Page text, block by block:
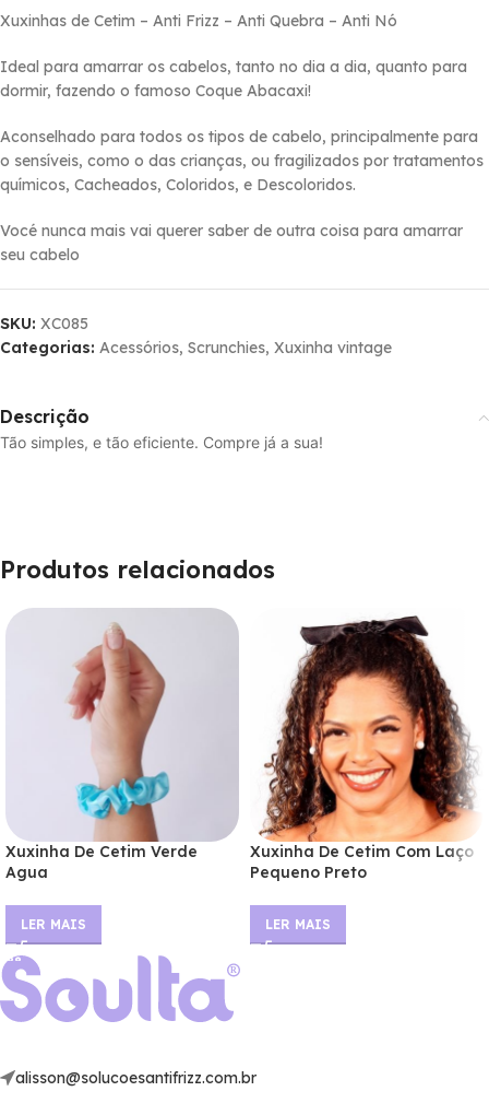
Xuxinhas de Cetim – Anti Frizz – Anti Quebra – Anti Nó
Ideal para amarrar os cabelos, tanto no dia a dia, quanto para
dormir, fazendo o famoso Coque Abacaxi!
Aconselhado para todos os tipos de cabelo, principalmente para
o sensí­veis, como o das crianças, ou fragilizados por tratamentos
quí­micos, Cacheados, Coloridos, e Descoloridos.
Vocé nunca mais vai querer saber de outra coisa para amarrar
seu cabelo
SKU: XC085
Categorias: Acessórios, Scrunchies, Xuxinha vintage
Descrição
Tão simples, e tão eficiente. Compre já a sua!
Produtos relacionados
Xuxinha De Cetim Verde
Agua
LER MAIS
Xuxinha De Cetim Com Laço
Pequeno Preto
LER MAIS
alisson@solucoesantifrizz.com.br